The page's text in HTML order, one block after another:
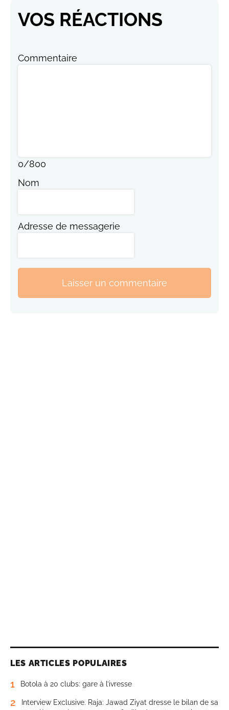
VOS RÉACTIONS
Commentaire
0/800
Nom
Adresse de messagerie
Laisser un commentaire
LES ARTICLES POPULAIRES
1 Botola à 20 clubs: gare à l’ivresse
2
Interview Exclusive. Raja: Jawad Ziyat dresse le bilan de sa